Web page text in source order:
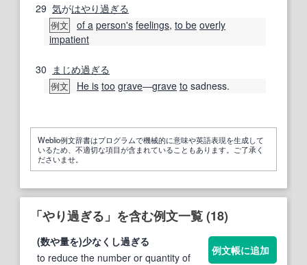
29 気がはやり過ぎる
例文 of a person's feelings, to be overly
impatient
30 まじめ過ぎる
例文 He is too grave―grave to sadness.
Weblio例文辞書はプログラムで機械的に意味や英語表現を生成して
いるため、不適切な項目が含まれていることもあります。ご了承く
ださいませ。
「やり過ぎる」を含む例文一覧 (18)
(数や量を)少なくし過ぎる
to reduce the number or quantity of
例文帳に追加